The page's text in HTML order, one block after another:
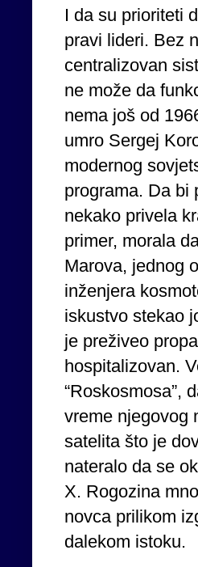
I da su prioriteti
pravi lideri. Bez
centralizovan
ne može da
nema još od
umro Sergej
modernog
programa. Da bi
nekako privela
primer, morala
Marova, jednog
inženjera
iskustvo stekao
je preživeo
hospitalizovan.
“Roskosmosa”,
vreme njegovog
satelita što je
nateralo da se
X. Rogozina
novca prilikom
dalekom istoku.